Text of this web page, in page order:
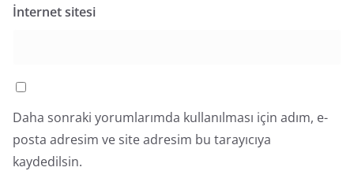
İnternet sitesi
Daha sonraki yorumlarımda kullanılması için adım, e-
posta adresim ve site adresim bu tarayıcıya
kaydedilsin.